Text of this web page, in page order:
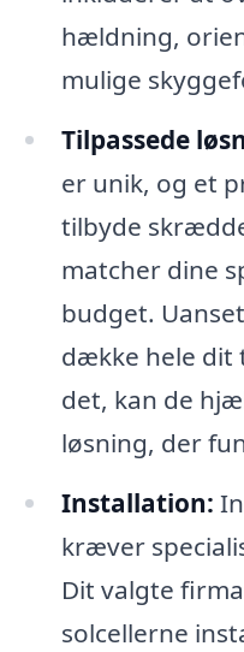
hældning,
mulige
Tilpassede
er unik, og et
tilbyde
matcher dine
budget.
dække hele dit
det, kan de
løsning, der
Installation:
kræver
Dit valgte
solcellerne